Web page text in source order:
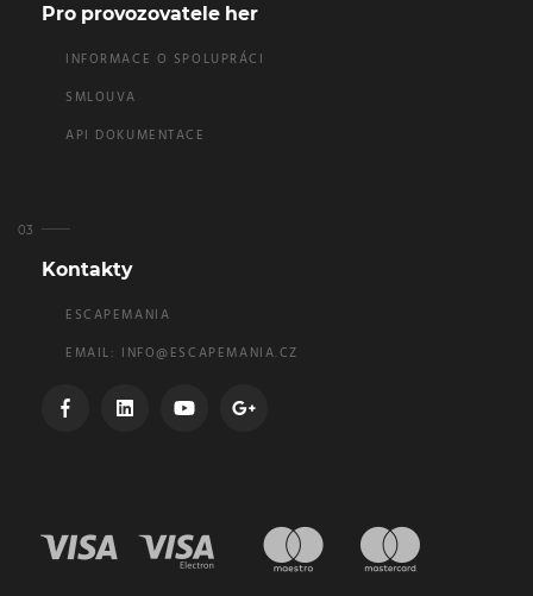
Pro provozovatele her
INFORMACE O SPOLUPRÁCI
SMLOUVA
API DOKUMENTACE
Kontakty
ESCAPEMANIA
EMAIL: INFO@ESCAPEMANIA.CZ